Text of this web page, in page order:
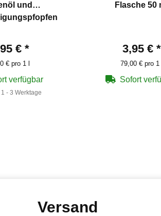
und
€ *
€ pro 1 l
verfügbar
1 - 3 Werktage
Flasche 50
3,95 € *
79,00 € pro 1 l
Sofort
Versand